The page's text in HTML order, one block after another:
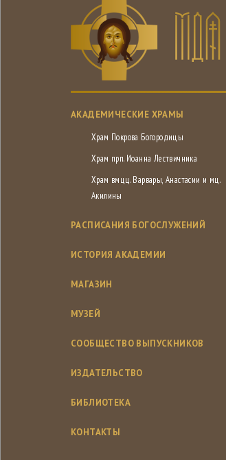
АКАДЕМИЧЕСКИЕ ХРАМЫ
Храм Покрова Богородицы
Храм прп. Иоанна Лествичника
Храм вмцц. Варвары, Анастасии и мц.
Акилины
РАСПИСАНИЯ БОГОСЛУЖЕНИЙ
ИСТОРИЯ АКАДЕМИИ
МАГАЗИН
МУЗЕЙ
СООБЩЕСТВО ВЫПУСКНИКОВ
ИЗДАТЕЛЬСТВО
БИБЛИОТЕКА
КОНТАКТЫ